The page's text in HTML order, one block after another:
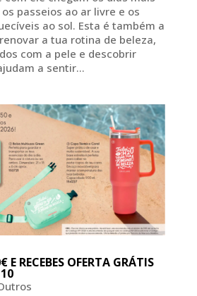
passeios ao ar livre e os
ao sol. Esta é também a
a tua rotina de beleza,
com a pele e descobrir
a sentir...
E RECEBES OFERTA GRÁTIS